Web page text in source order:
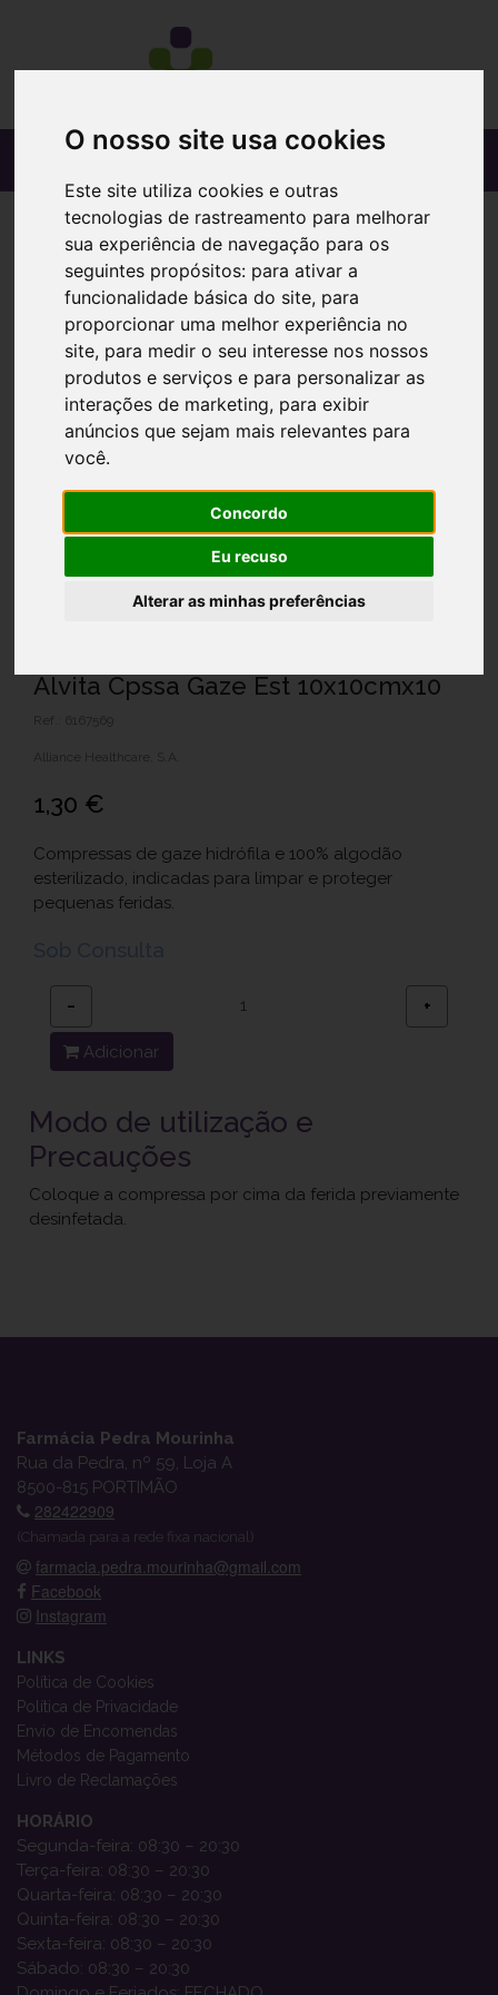
O nosso site usa cookies
Este site utiliza cookies e outras
tecnologias de rastreamento para melhorar
sua experiência de navegação para os
seguintes propósitos: para ativar a
funcionalidade básica do site, para
proporcionar uma melhor experiência no
site, para medir o seu interesse nos nossos
produtos e serviços e para personalizar as
interações de marketing, para exibir
anúncios que sejam mais relevantes para
você.
Concordo
Eu recuso
Alterar as minhas preferências
Alvita Cpssa Gaze Est 10x10cmx10
Ref.: 6167569
Alliance Healthcare, S.A.
1,30 €
Compressas de gaze hidrófila e 100% algodão
esterilizado, indicadas para limpar e proteger
pequenas feridas.
− +
Adicionar
Modo de utilização e
Precauções
Coloque a compressa por cima da ferida previamente
desinfetada.
Farmácia Pedra Mourinha
Rua da Pedra, nº 59, Loja A
8500-815 PORTIMÃO
282422909
(Chamada para a rede fixa nacional)
farmacia.pedra.mourinha@gmail.com
Facebook
Instagram
LINKS
Política de Cookies
Política de Privacidade
Envio de Encomendas
Métodos de Pagamento
Livro de Reclamações
HORÁRIO
Segunda-feira: 08:30 – 20:30
Terça-feira: 08:30 – 20:30
Quarta-feira: 08:30 – 20:30
Quinta-feira: 08:30 – 20:30
Sexta-feira: 08:30 – 20:30
Sábado: 08:30 – 20:30